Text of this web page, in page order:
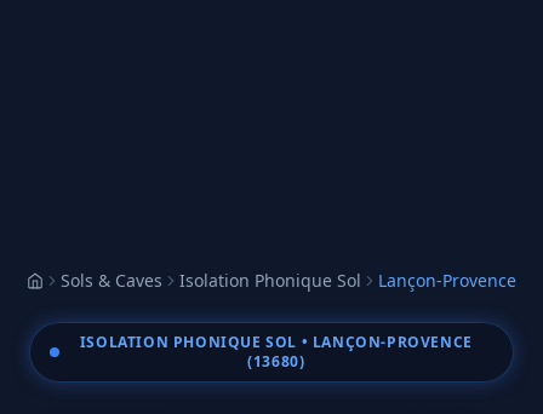
AccueilSols & Caves Isolation Phonique Sol Lançon-Provence
ISOLATION PHONIQUE SOL • LANÇON-PROVENCE
(13680)